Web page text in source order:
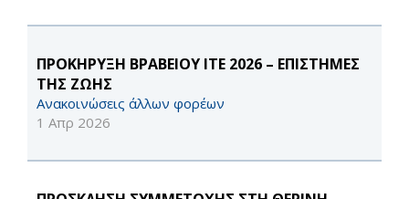
ΠΡΟΚΗΡΥΞΗ ΒΡΑΒΕΙΟΥ ΙΤΕ 2026 – ΕΠΙΣΤΗΜΕΣ
ΤΗΣ ΖΩΗΣ
Ανακοινώσεις άλλων φορέων
1 Απρ 2026